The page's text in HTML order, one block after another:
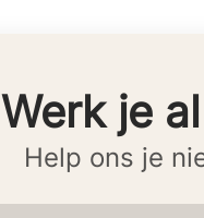
Werk je
Help ons je